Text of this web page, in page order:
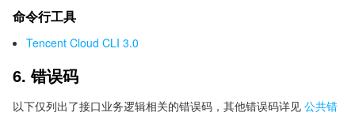
命令行工具
Tencent Cloud CLI 3.0
6. 错误码
以下仅列出了接口业务逻辑相关的错误码，其他错误码详见 公共错